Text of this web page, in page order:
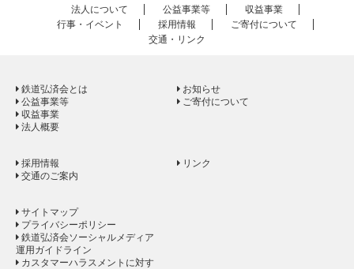
法人について 公益事業等
収益事業
行事・イベント
採用情報
ご寄付について
交通・リンク
鉄道弘済会とは
公益事業等
収益事業
法人概要
お知らせ
ご寄付について
採用情報
交通のご案内
リンク
サイトマップ
プライバシーポリシー
鉄道弘済会ソーシャルメディア
運用ガイドライン
カスタマーハラスメントに対す